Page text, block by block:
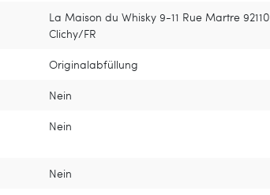
La Maison du Whisky 9-11 Rue Martre 92110
Clichy/FR
Originalabfüllung
Nein
Nein
Nein